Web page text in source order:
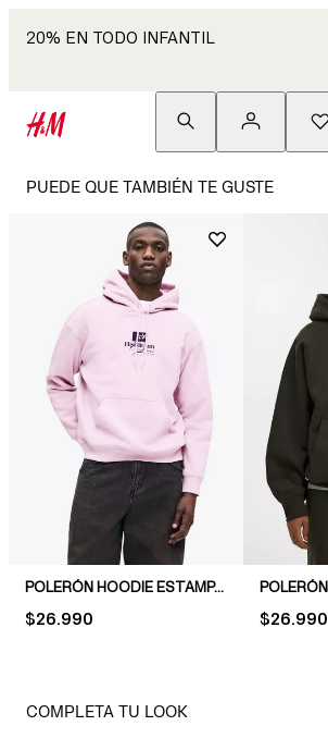
20% EN TODO INFANTIL
PUEDE QUE TAMBIÉN TE GUSTE
POLERÓN HOODIE ESTAMPADO LOOSE FIT
PRICE:
$26.990 PRICE:
$26.990
COMPLETA TU LOOK